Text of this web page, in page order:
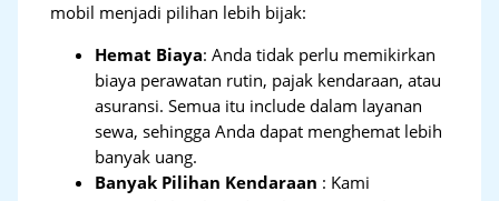
mobil menjadi pilihan lebih bijak:
Hemat Biaya: Anda tidak perlu memikirkan
biaya perawatan rutin, pajak kendaraan, atau
asuransi. Semua itu include dalam layanan
sewa, sehingga Anda dapat menghemat lebih
banyak uang.
Banyak Pilihan Kendaraan : Kami